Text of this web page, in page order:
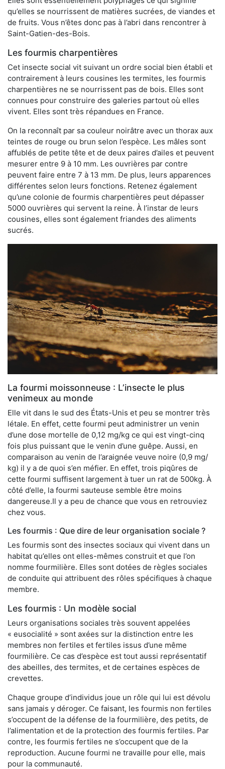
qu’elles se nourrissent de matières sucrées, de viandes et
de fruits. Vous n’êtes donc pas à l’abri dans rencontrer à
Saint-Gatien-des-Bois.
Les fourmis charpentières
Cet insecte social vit suivant un ordre social bien établi et
contrairement à leurs cousines les termites, les fourmis
charpentières ne se nourrissent pas de bois. Elles sont
connues pour construire des galeries partout où elles
vivent. Elles sont très répandues en France.
On la reconnaît par sa couleur noirâtre avec un thorax aux
teintes de rouge ou brun selon l’espèce. Les mâles sont
affublés de petite tête et de deux paires d’ailes et peuvent
mesurer entre 9 à 10 mm. Les ouvrières par contre
peuvent faire entre 7 à 13 mm. De plus, leurs apparences
différentes selon leurs fonctions. Retenez également
qu’une colonie de fourmis charpentières peut dépasser
5000 ouvrières qui servent la reine. À l’instar de leurs
cousines, elles sont également friandes des aliments
sucrés.
La fourmi moissonneuse : L’insecte le plus
venimeux au monde
Elle vit dans le sud des États-Unis et peu se montrer très
létale. En effet, cette fourmi peut administrer un venin
d’une dose mortelle de 0,12 mg/kg ce qui est vingt-cinq
fois plus puissant que le venin d’une guêpe. Aussi, en
comparaison au venin de l’araignée veuve noire (0,9 mg/
kg) il y a de quoi s’en méfier. En effet, trois piqûres de
cette fourmi suffisent largement à tuer un rat de 500kg. À
côté d’elle, la fourmi sauteuse semble être moins
dangereuse.Il y a peu de chance que vous en retrouviez
chez vous.
Les fourmis : Que dire de leur organisation sociale ?
Les fourmis sont des insectes sociaux qui vivent dans un
habitat qu’elles ont elles-mêmes construit et que l’on
nomme fourmilière. Elles sont dotées de règles sociales
de conduite qui attribuent des rôles spécifiques à chaque
membre.
Les fourmis : Un modèle social
Leurs organisations sociales très souvent appelées
« eusocialité » sont axées sur la distinction entre les
membres non fertiles et fertiles issus d’une même
fourmilière. Ce cas d’espèce est tout aussi représentatif
des abeilles, des termites, et de certaines espèces de
crevettes.
Chaque groupe d’individus joue un rôle qui lui est dévolu
sans jamais y déroger. Ce faisant, les fourmis non fertiles
s’occupent de la défense de la fourmilière, des petits, de
l’alimentation et de la protection des fourmis fertiles. Par
contre, les fourmis fertiles ne s’occupent que de la
reproduction. Aucune fourmi ne travaille pour elle, mais
pour la communauté.